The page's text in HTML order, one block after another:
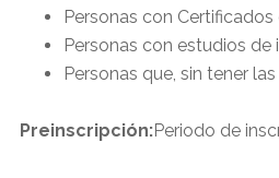
Personas con
Personas con estudios de
Personas que, sin tener
Preinscripción:Periodo de